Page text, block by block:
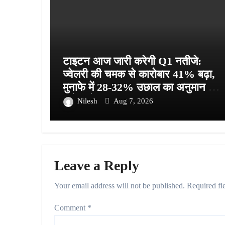
टाइटन आज जारी करेगी Q1 नतीजे:
ज्वेलरी की चमक से कारोबार 41% बढ़ा,
मुनाफे में 28-32% उछाल का अनुमान —
निवेशकों की नजर
Nilesh Aug 7, 2026
Leave a Reply
Your email address will not be published. Required
Comment *